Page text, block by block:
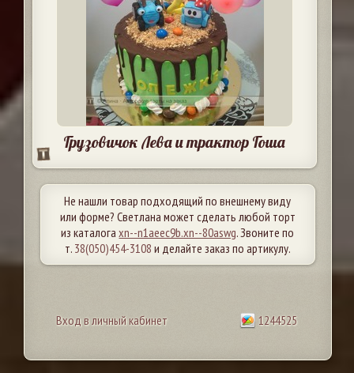
Грузовичок Лева и трактор Гоша
Не нашли товар подходящий по внешнему виду
или форме? Светлана может сделать любой торт
из каталогаxn--n1aeec9b.xn--80aswg. Звоните по
т. 38(050)454-3108 и делайте заказ по артикулу.
Вход в личный кабинет 1244525